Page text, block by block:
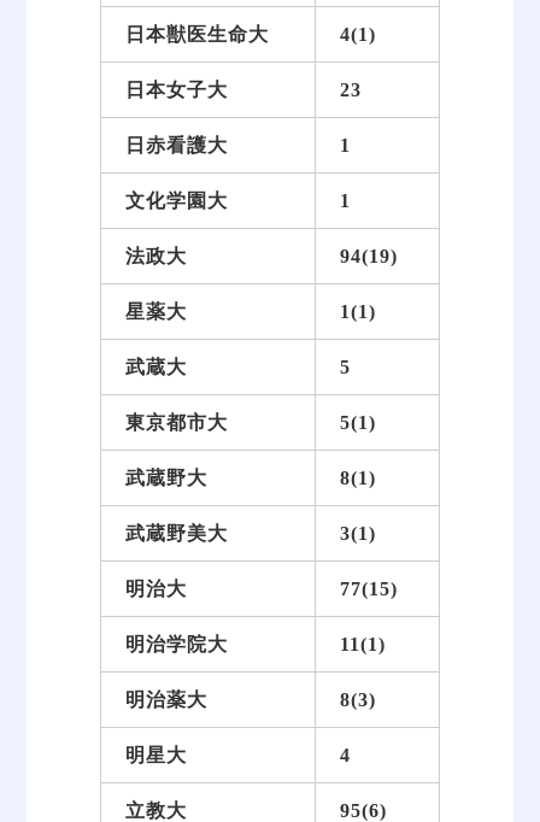
日本獣医生命大 4(1)
日本女子大 23
日赤看護大 1
文化学園大 1
法政大 94(19)
星薬大 1(1)
武蔵大 5
東京都市大 5(1)
武蔵野大 8(1)
武蔵野美大 3(1)
明治大 77(15)
明治学院大 11(1)
明治薬大 8(3)
明星大 4
立教大 95(6)